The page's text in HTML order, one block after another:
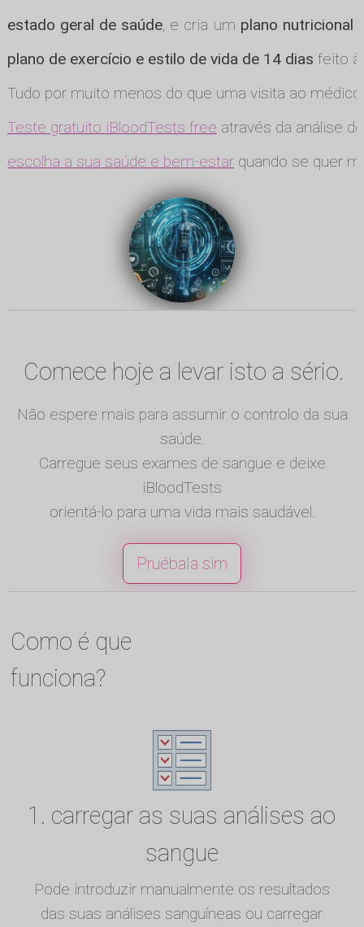
estado geral de saúde, e cria um plano nutricional
plano de exercício e estilo de vida de 14 dias feito à
Tudo por muito menos do que uma visita ao médico.
Teste gratuito iBloodTests free através da análise
escolha a sua saúde e bem-estarquando se quer
Comece hoje a levar isto a sério.
Não espere mais para assumir o controlo da sua
saúde.
Carregue seus exames de sangue e deixe
iBloodTests
orientá-lo para uma vida mais saudável.
Pruébala sim
Como é que
funciona?
1. carregar as suas análises ao
sangue
Pode introduzir manualmente os resultados
das suas análises sanguíneas ou carregar